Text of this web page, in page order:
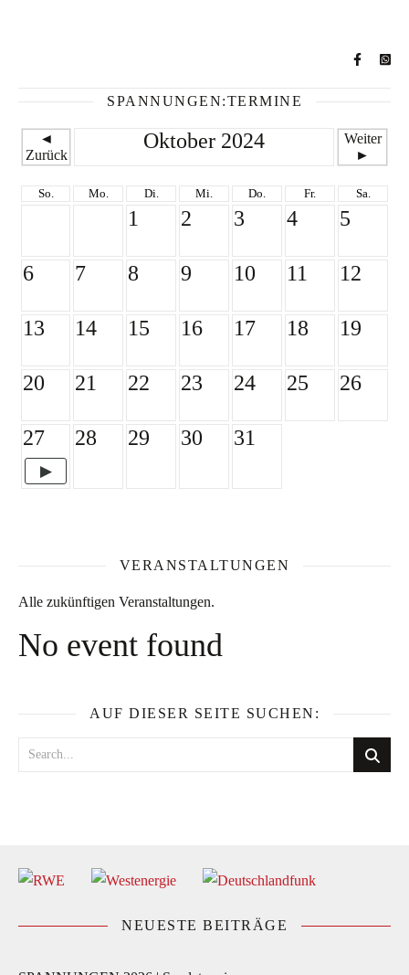
SPANNUNGEN:TERMINE
◄
Zurück
Oktober 2024
Weiter
►
So. Mo. Di. Mi. Do. Fr. Sa.
1 2 3 4 5
6 7 8 9 10 11 12
13 14 15 16 17 18 19
20 21 22 23 24 25 26
27 28 29 30 31
VERANSTALTUNGEN
Alle zukünftigen Veranstaltungen.
No event found
AUF DIESER SEITE SUCHEN:
NEUESTE BEITRÄGE